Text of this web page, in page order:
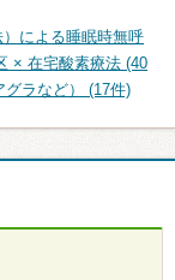
による睡眠時無呼
× 在宅酸素療法 (40
ラなど） (17件)